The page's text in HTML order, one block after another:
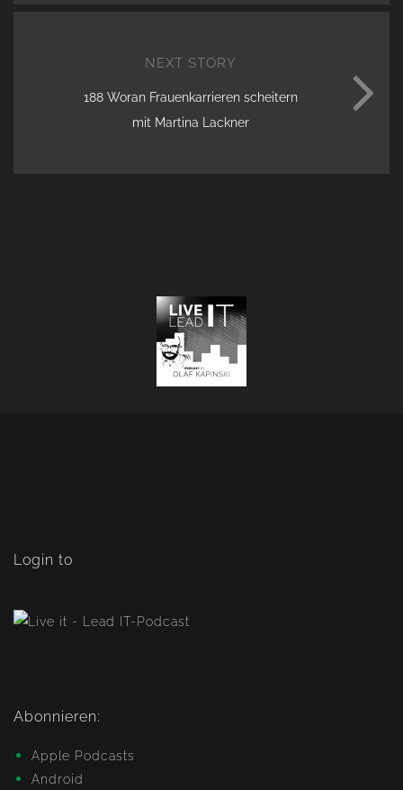
NEXT STORY
188 Woran Frauenkarrieren scheitern
mit Martina Lackner
Login to
Abonnieren:
Apple Podcasts
Android